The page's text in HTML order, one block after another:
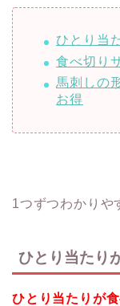
ひとり当
食べ切り
馬刺しの
お得
1つずつわかりや
ひとり当たり
ひとり当たりが